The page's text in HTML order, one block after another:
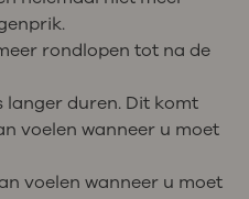
rondlopen tot na de
langer duren. Dit komt
voelen wanneer u moet
voelen wanneer u moet